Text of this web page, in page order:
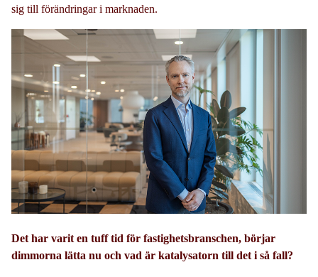
sig till förändringar i marknaden.
Det har varit en tuff tid för fastighetsbranschen, börjar
dimmorna lätta nu och vad är katalysatorn till det i så fall?